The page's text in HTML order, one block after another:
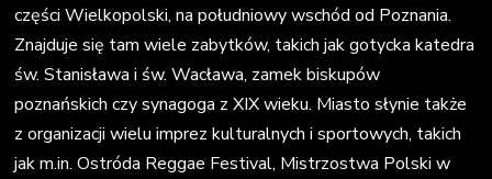
części Wielkopolski, na południowy wschód od Poznania.
Znajduje się tam wiele zabytków, takich jak gotycka katedra
św. Stanisława i św. Wacława, zamek biskupów
poznańskich czy synagoga z XIX wieku. Miasto słynie także
z organizacji wielu imprez kulturalnych i sportowych, takich
jak m.in. Ostróda Reggae Festival, Mistrzostwa Polski w